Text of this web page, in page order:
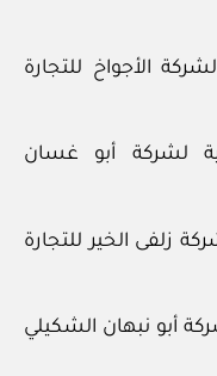
الأجواخ للتجارة
لشركة أبو غسان
زلفى الخير للتجارة
أبو نبهان الشكيلي